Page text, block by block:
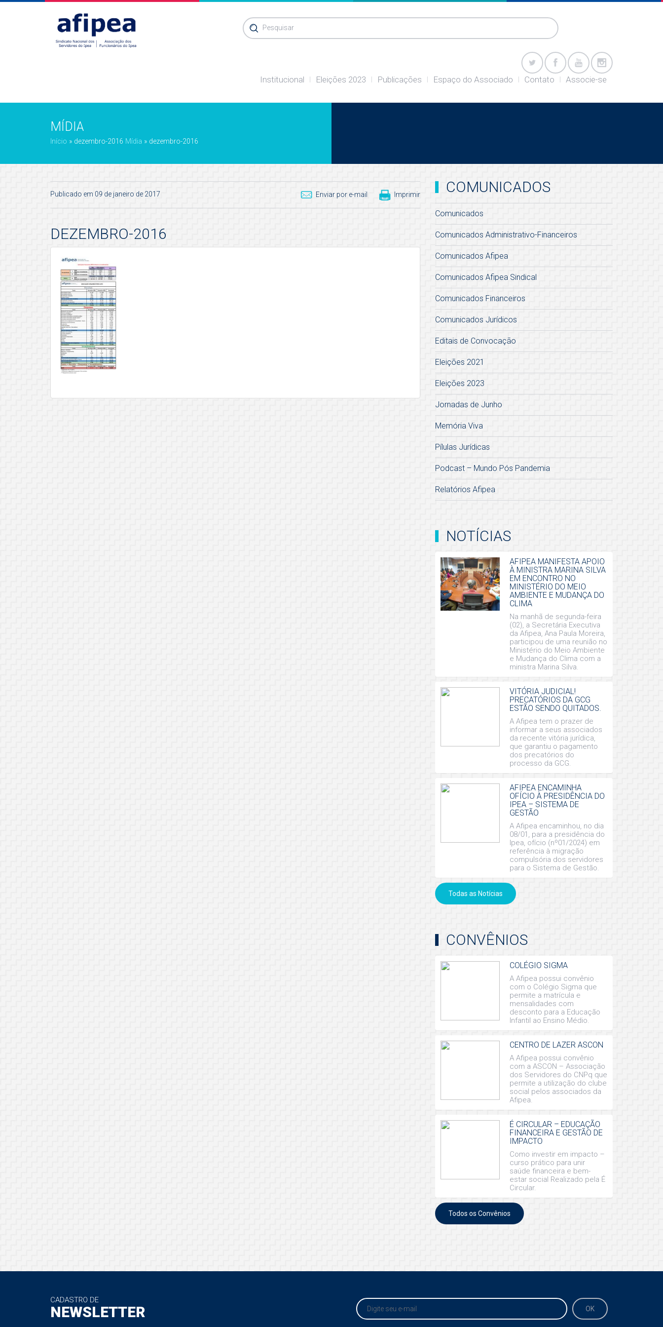
Pesquisar
Institucional Eleições 2023 Publicações Espaço do Associado Contato Associe-se
MÍDIA
Início » dezembro-2016 Mídia » dezembro-2016
Publicado em 09 de janeiro de 2017 Enviar por e-mail Imprimir
DEZEMBRO-2016
COMUNICADOS
Comunicados
Comunicados Administrativo-Financeiros
Comunicados Afipea
Comunicados Afipea Sindical
Comunicados Financeiros
Comunicados Jurídicos
Editais de Convocação
Eleições 2021
Eleições 2023
Jornadas de Junho
Memória Viva
Pílulas Jurídicas
Podcast – Mundo Pós Pandemia
Relatórios Afipea
NOTÍCIAS
AFIPEA MANIFESTA APOIO
À MINISTRA MARINA SILVA
EM ENCONTRO NO
MINISTÉRIO DO MEIO
AMBIENTE E MUDANÇA DO
CLIMA
Na manhã de segunda-feira
(02), a Secretária Executiva
da Afipea, Ana Paula Moreira,
participou de uma reunião no
Ministério do Meio Ambiente
e Mudança do Clima com a
ministra Marina Silva.
VITÓRIA JUDICIAL!
PRECATÓRIOS DA GCG
ESTÃO SENDO QUITADOS.
A Afipea tem o prazer de
informar a seus associados
da recente vitória jurídica,
que garantiu o pagamento
dos precatórios do
processo da GCG.
AFIPEA ENCAMINHA
OFÍCIO À PRESIDÊNCIA DO
IPEA – SISTEMA DE
GESTÃO
A Afipea encaminhou, no dia
08/01, para a presidência do
Ipea, ofício (nº01/2024) em
referência à migração
compulsória dos servidores
para o Sistema de Gestão.
Todas as Notícias
CONVÊNIOS
COLÉGIO SIGMA
A Afipea possui convênio
com o Colégio Sigma que
permite a matrícula e
mensalidades com
desconto para a Educação
Infantil ao Ensino Médio.
CENTRO DE LAZER ASCON
A Afipea possui convênio
com a ASCON – Associação
dos Servidores do CNPq que
permite a utilização do clube
social pelos associados da
Afipea.
É CIRCULAR – EDUCAÇÃO
FINANCEIRA E GESTÃO DE
IMPACTO
Como investir em impacto –
curso prático para unir
saúde financeira e bem-
estar social Realizado pela É
Circular.
Todos os Convênios
CADASTRO DE
NEWSLETTER